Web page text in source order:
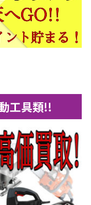
工具類!!